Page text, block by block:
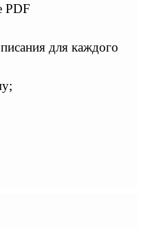
PDF
для каждого